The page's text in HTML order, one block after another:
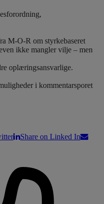
M-O-R om styrkebaseret
ikke mangler vilje – men
oplæringsansvarlige.
i kommentarsporet
Share on Linked In